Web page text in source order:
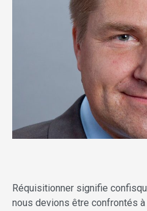
Réquisitionner signifie
nous devions être confrontés